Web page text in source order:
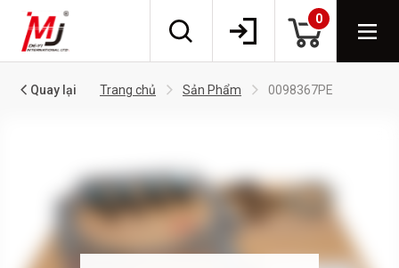
0
Quay lại Trang chủ Sản Phẩm 0098367PE